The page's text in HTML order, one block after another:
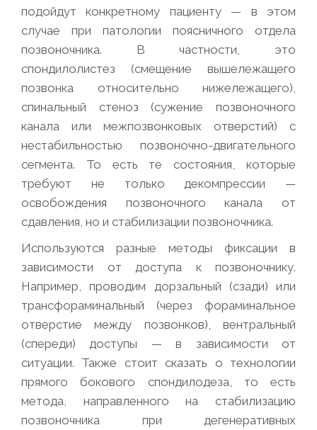
подойдут конкретному пациенту — в этом
случае при патологии поясничного отдела
позвоночника. В частности, это
спондилолистез (смещение вышележащего
позвонка относительно нижележащего),
спинальный стеноз (сужение позвоночного
канала или межпозвонковых отверстий) с
нестабильностью позвоночно-двигательного
сегмента. То есть те состояния, которые
требуют не только декомпрессии —
освобождения позвоночного канала от
сдавления, но и стабилизации позвоночника.
Используются разные методы фиксации в
зависимости от доступа к позвоночнику.
Например, проводим дорзальный (сзади) или
трансфораминальный (через фораминальное
отверстие между позвонков), вентральный
(спереди) доступы — в зависимости от
ситуации. Также стоит сказать о технологии
прямого бокового спондилодеза, то есть
метода, направленного на стабилизацию
позвоночника при дегенеративных